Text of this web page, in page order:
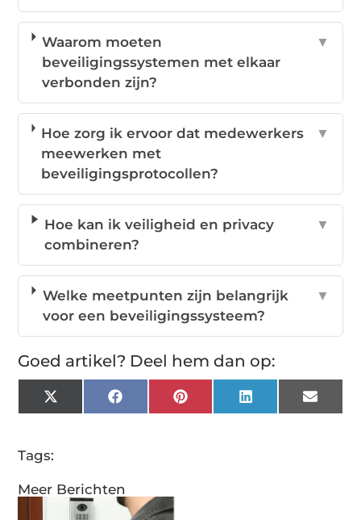
Meer Berichten
Waarom moeten
beveiligingssystemen met elkaar
verbonden zijn?
▼
Hoe zorg ik ervoor dat medewerkers
meewerken met
beveiligingsprotocollen?
▼
Hoe kan ik veiligheid en privacy
combineren?
▼
Welke meetpunten zijn belangrijk
voor een beveiligingssysteem?
▼
Goed artikel? Deel hem dan op:
X
(Twitter)
FacebookPinterestLinkedInEmail
Tags: